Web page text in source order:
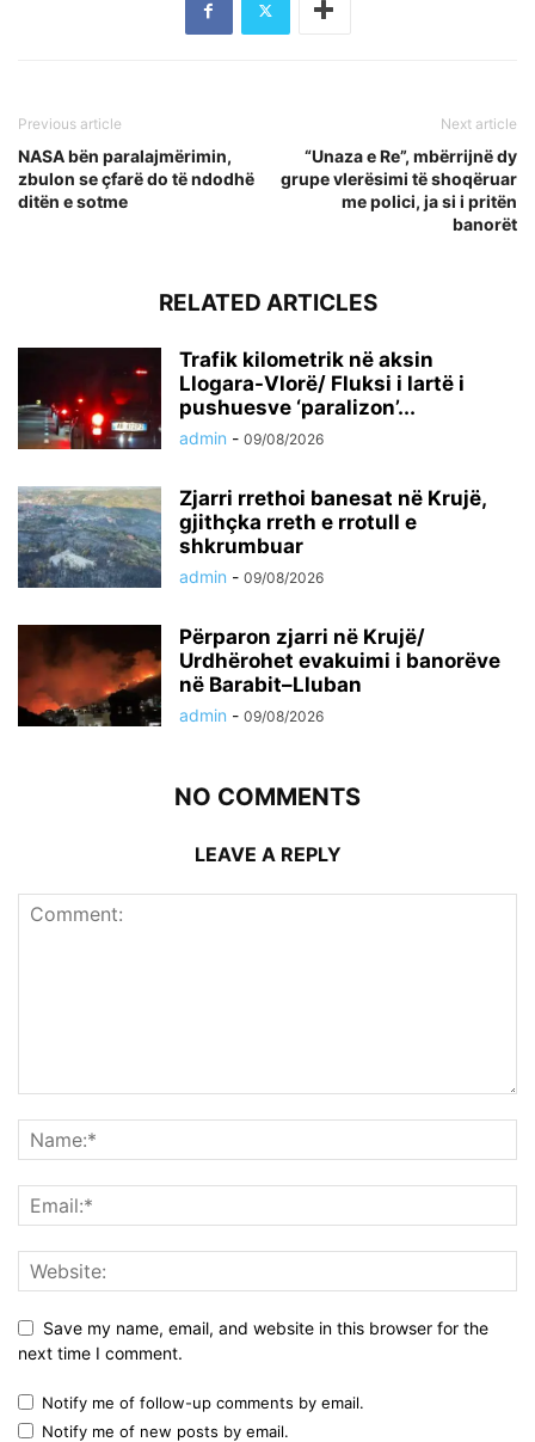
Previous article
NASA bën paralajmërimin,
zbulon se çfarë do të ndodhë
ditën e sotme
Next article
“Unaza e Re”, mbërrijnë dy
grupe vlerësimi të shoqëruar
me polici, ja si i pritën
banorët
RELATED ARTICLES
Trafik kilometrik në aksin
Llogara-Vlorë/ Fluksi i lartë i
pushuesve ‘paralizon’...
admin - 09/08/2026
Zjarri rrethoi banesat në Krujë,
gjithçka rreth e rrotull e
shkrumbuar
admin - 09/08/2026
Përparon zjarri në Krujë/
Urdhërohet evakuimi i banorëve
në Barabit–Lluban
admin - 09/08/2026
NO COMMENTS
LEAVE A REPLY
Save my name, email, and website in this browser for the
next time I comment.
Notify me of follow-up comments by email.
Notify me of new posts by email.